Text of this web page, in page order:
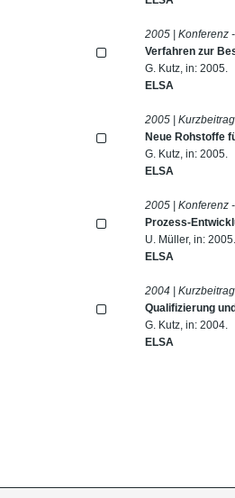
2005 | Konferenz
Verfahren zur
G. Kutz, in: 2005.
ELSA
2005 |
Neue Rohstoffe
G. Kutz, in: 2005.
ELSA
2005 | Konferenz
Prozess-
U. Müller, in: 2005.
ELSA
2004 |
Qualifizierung
G. Kutz, in: 2004.
ELSA